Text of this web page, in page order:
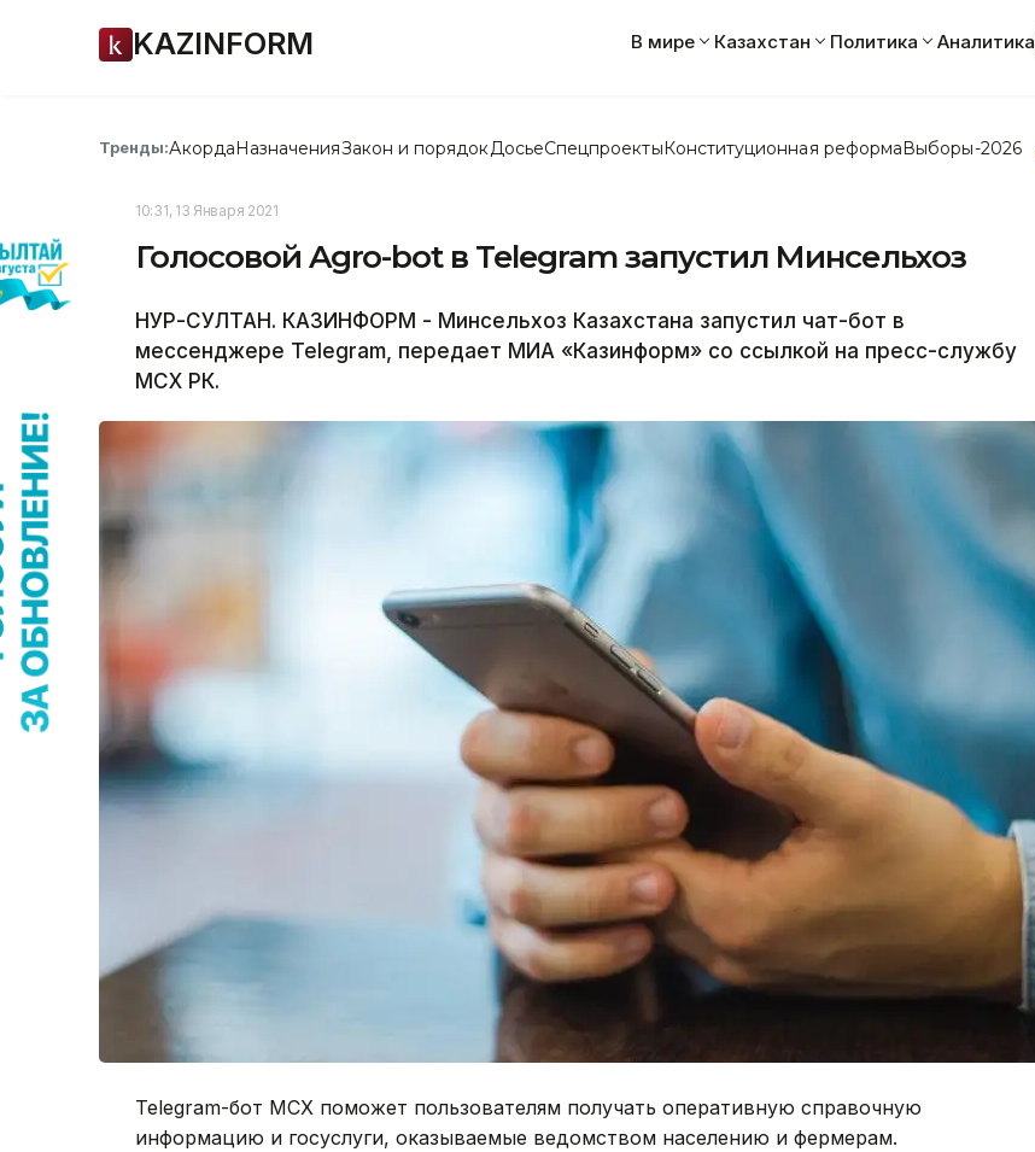
KAZINFORM В мире Казахстан Политика Аналитика
Тренды:АкордаНазначенияЗакон и порядок ДосьеСпецпроектыКонституционная реформаВыборы-2026
10:31, 13 Января 2021
Голосовой Agro-bot в Telegram запустил Минсельхоз
НУР-СУЛТАН. КАЗИНФОРМ - Минсельхоз Казахстана запустил чат-бот в
мессенджере Telegram, передает МИА «Казинформ» со ссылкой на пресс-службу
МСХ РК.
Telegram-бот МСХ поможет пользователям получать оперативную справочную
информацию и госуслуги, оказываемые ведомством населению и фермерам.